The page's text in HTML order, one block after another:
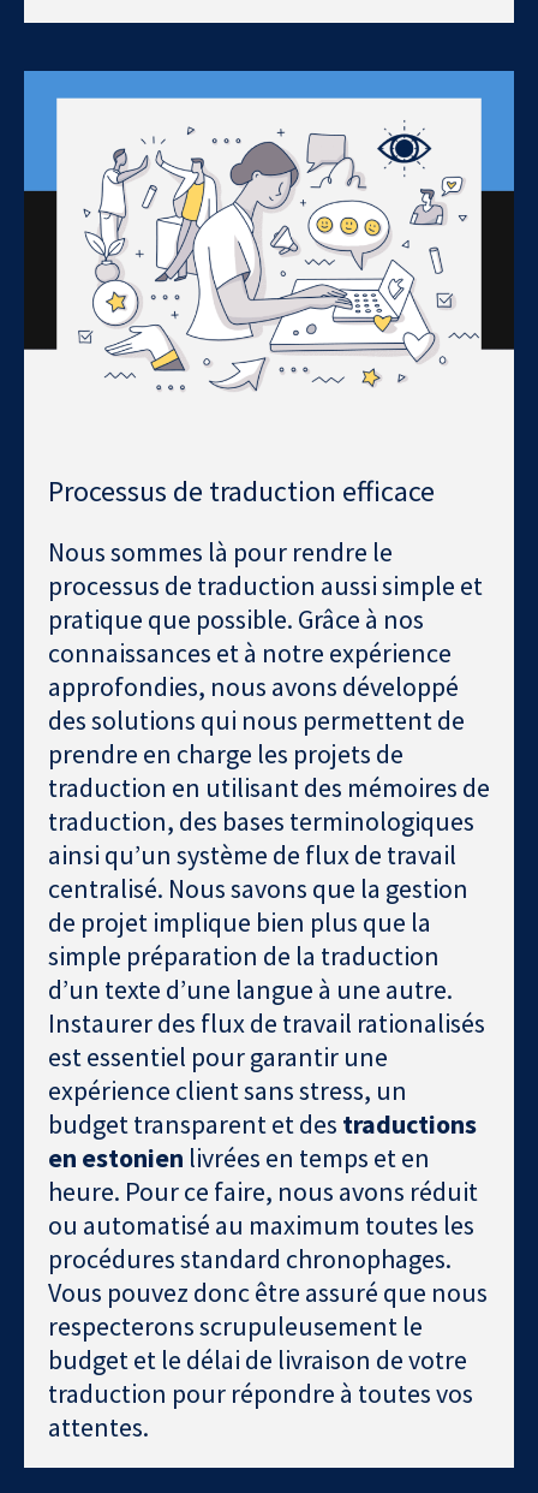
Processus de traduction efficace
Nous sommes là pour rendre le
processus de traduction aussi simple et
pratique que possible. Grâce à nos
connaissances et à notre expérience
approfondies, nous avons développé
des solutions qui nous permettent de
prendre en charge les projets de
traduction en utilisant des mémoires de
traduction, des bases terminologiques
ainsi qu’un système de flux de travail
centralisé. Nous savons que la gestion
de projet implique bien plus que la
simple préparation de la traduction
d’un texte d’une langue à une autre.
Instaurer des flux de travail rationalisés
est essentiel pour garantir une
expérience client sans stress, un
budget transparent et des traductions
en estonien livrées en temps et en
heure. Pour ce faire, nous avons réduit
ou automatisé au maximum toutes les
procédures standard chronophages.
Vous pouvez donc être assuré que nous
respecterons scrupuleusement le
budget et le délai de livraison de votre
traduction pour répondre à toutes vos
attentes.